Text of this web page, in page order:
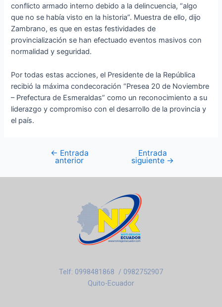
conflicto armado interno debido a la delincuencia, “algo
que no se había visto en la historia”. Muestra de ello, dijo
Zambrano, es que en estas festividades de
provincialización se han efectuado eventos masivos con
normalidad y seguridad.
Por todas estas acciones, el Presidente de la República
recibió la máxima condecoración “Presea 20 de Noviembre
– Prefectura de Esmeraldas” como un reconocimiento a su
liderazgo y compromiso con el desarrollo de la provincia y
el país.
← Entrada
anterior
Entrada
siguiente →
Telf: 0998481868 / 0982752907
Quito-Ecuador